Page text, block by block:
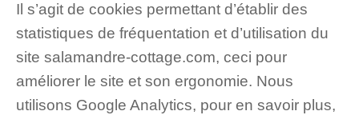
Il s’agit de cookies permettant d’établir des
statistiques de fréquentation et d’utilisation du
site salamandre-cottage.com, ceci pour
améliorer le site et son ergonomie. Nous
utilisons Google Analytics, pour en savoir plus,